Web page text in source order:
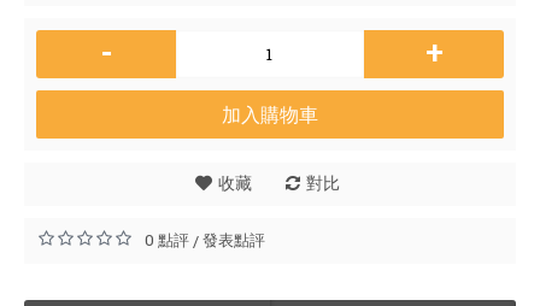
- +
加入購物車
收藏 對比
0 點評/發表點評